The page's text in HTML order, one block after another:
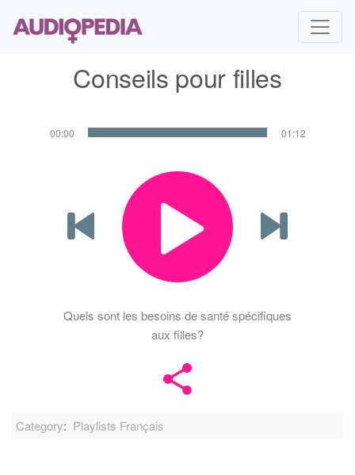
Conseils pour filles
00:00 01:12
Quels sont les besoins de santé spécifiques
aux filles?
Category: Playlists Français